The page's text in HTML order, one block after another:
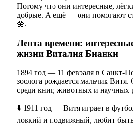
Потому что они интересные,
добрые. А ещё — они помогают
🌼.
Лента времени:
жизни Виталия Бианки
1894 год — 11 февраля в Санкт-
зоолога рождается мальчик Витя.
среди книг, животных и научных
⬇️ 1911 год — Витя играет в
ловкий и подвижный, любит быть